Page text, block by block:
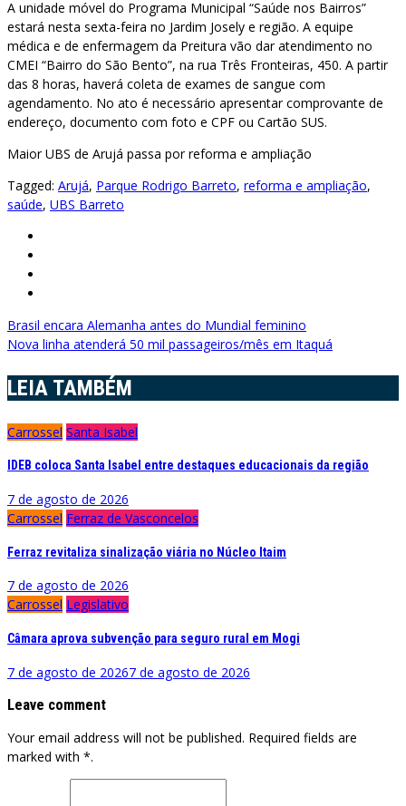
A unidade móvel do Programa Municipal “Saúde nos Bairros”
estará nesta sexta-feira no Jardim Josely e região. A equipe
médica e de enfermagem da Preitura vão dar atendimento no
CMEI “Bairro do São Bento”, na rua Três Fronteiras, 450. A partir
das 8 horas, haverá coleta de exames de sangue com
agendamento. No ato é necessário apresentar comprovante de
endereço, documento com foto e CPF ou Cartão SUS.
Maior UBS de Arujá passa por reforma e ampliação
Tagged: Arujá, Parque Rodrigo Barreto, reforma e ampliação,
saúde, UBS Barreto
Navegação
de
Post
Brasil encara Alemanha antes do Mundial feminino
Nova linha atenderá 50 mil passageiros/mês em Itaquá
LEIA TAMBÉM
Carrossel Santa Isabel
IDEB coloca Santa Isabel entre destaques educacionais da região
7 de agosto de 2026
Carrossel Ferraz de Vasconcelos
Ferraz revitaliza sinalização viária no Núcleo Itaim
7 de agosto de 2026
Carrossel Legislativo
Câmara aprova subvenção para seguro rural em Mogi
7 de agosto de 20267 de agosto de 2026
Leave comment
Your email address will not be published. Required fields are
marked with *.